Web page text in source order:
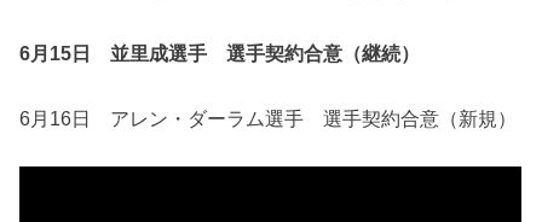
6月15日 並里成選手 選手契約合意（継続）
6月16日 アレン・ダーラム選手 選手契約合意（新規）